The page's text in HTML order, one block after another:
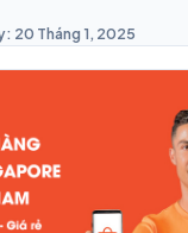
20 Tháng 1, 2025